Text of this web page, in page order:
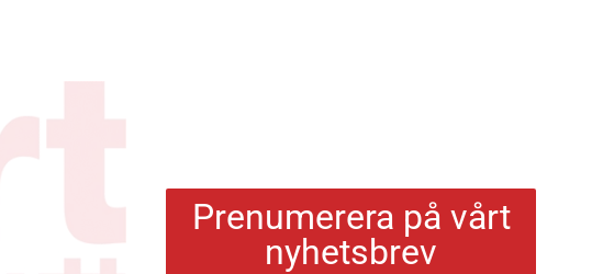
Prenumerera på vårt
nyhetsbrev